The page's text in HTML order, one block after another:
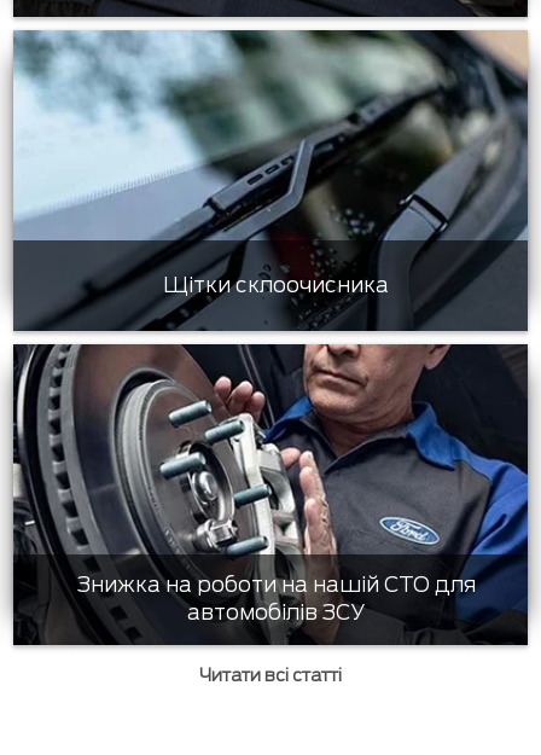
Щітки склоочисника
Знижка на роботи на нашій СТО для
автомобілів ЗСУ
Читати всі статті